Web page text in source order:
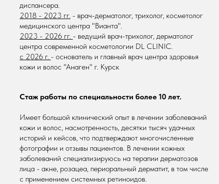
диспансера.
2018 - 2023 гг. - врач-дерматолог, трихолог, косметолог
медицинского центра "Вианта".
2023 - 2026 гг. - ведущий врач-трихолог, дерматолог
центра современной косметологии DL CLINIC.
с 2026 г. - основатель и главный врач центра здоровья
кожи и волос "Анаген" г. Курск
Стаж работы по специальности более 10 лет.
Имеет большой клинический опыт в лечении заболеваний
кожи и волос, насмотренность, десятки тысяч удачных
историй и кейсов, что подтверждают многочисленные
фотографии и отзывы пациентов. В лечении кожных
заболеваний специализируюсь на терапии дерматозов
лица - акне, розацеа, периоральный дерматит, в том числе
с применением системных ретиноидов.